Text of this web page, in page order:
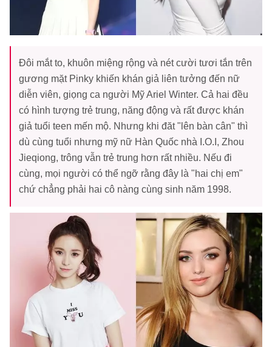
Đôi mắt to, khuôn miệng rộng và nét cười tươi tắn trên
gương mặt Pinky khiến khán giả liên tưởng đến nữ
diễn viên, giọng ca người Mỹ Ariel Winter. Cả hai đều
có hình tượng trẻ trung, năng động và rất được khán
giả tuổi teen mến mộ. Nhưng khi đăt "lên bàn cân" thì
dù cùng tuổi nhưng mỹ nữ Hàn Quốc nhà I.O.I, Zhou
Jieqiong, trông vẫn trẻ trung hơn rất nhiều. Nếu đi
cùng, mọi người có thể ngỡ rằng đây là "hai chị em"
chứ chẳng phải hai cô nàng cùng sinh năm 1998.